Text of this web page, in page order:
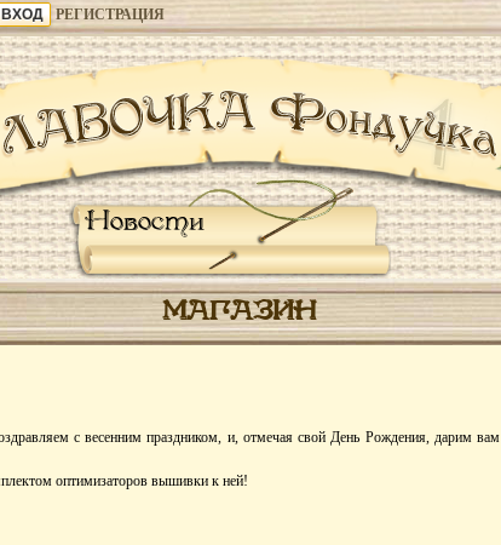
РЕГИСТРАЦИЯ
Новости
МАГАЗИН
с весенним праздником, и, отмечая свой День Рождения, дарим вам
оптимизаторов вышивки к ней!